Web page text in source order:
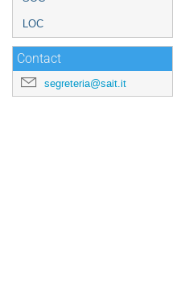
LOC
Contact
segreteria@sait.it